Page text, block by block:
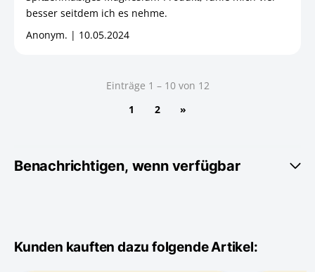
besser seitdem ich es nehme.
Anonym. | 10.05.2024
Einträge 1 – 10 von 12
1
2 »
Benachrichtigen, wenn verfügbar
Kunden kauften dazu folgende Artikel: